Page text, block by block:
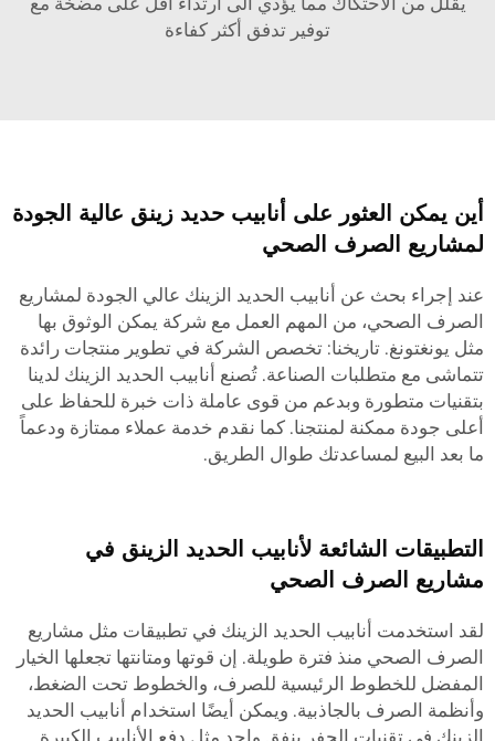
توفير تدفق أكثر كفاءة
أين يمكن العثور على أنابيب حديد زينق عالية الجودة
لمشاريع الصرف الصحي
عند إجراء بحث عن أنابيب الحديد الزينك عالي الجودة لمشاريع
الصرف الصحي، من المهم العمل مع شركة يمكن الوثوق بها
مثل يونغتونغ. تاريخنا: تخصص الشركة في تطوير منتجات رائدة
تتماشى مع متطلبات الصناعة. تُصنع أنابيب الحديد الزينك لدينا
بتقنيات متطورة وبدعم من قوى عاملة ذات خبرة للحفاظ على
أعلى جودة ممكنة لمنتجنا. كما نقدم خدمة عملاء ممتازة ودعماً
ما بعد البيع لمساعدتك طوال الطريق.
التطبيقات الشائعة لأنابيب الحديد الزينق في
مشاريع الصرف الصحي
لقد استخدمت أنابيب الحديد الزينك في تطبيقات مثل مشاريع
الصرف الصحي منذ فترة طويلة. إن قوتها ومتانتها تجعلها الخيار
المفضل للخطوط الرئيسية للصرف، والخطوط تحت الضغط،
وأنظمة الصرف بالجاذبية. ويمكن أيضًا استخدام أنابيب الحديد
الزينك في تقنيات الحفر بنفق واحد مثل دفع الأنابيب الكبيرة